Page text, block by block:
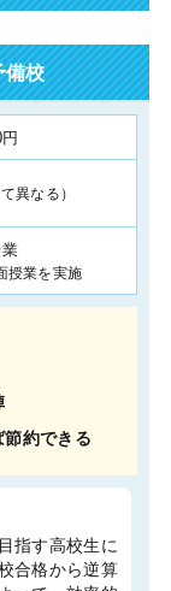
備校
異なる）
授業を実施
節約できる
指す高校生に
合格から逆算